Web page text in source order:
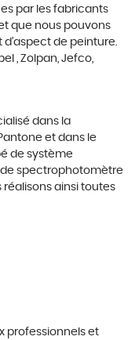
par les fabricants
que nous pouvons
de peinture.
, Zolpan, Jefco,
dans la
et dans le
de système
spectrophotomètre
réalisons ainsi toutes
professionnels et